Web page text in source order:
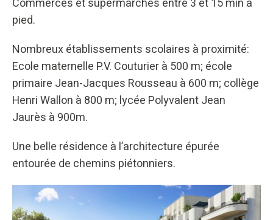
Commerces et supermarchés entre 3 et 15 min à
pied.
Nombreux établissements scolaires à proximité:
Ecole maternelle P.V. Couturier à 500 m; école
primaire Jean-Jacques Rousseau à 600 m; collège
Henri Wallon à 800 m; lycée Polyvalent Jean
Jaurès à 900m.
Une belle résidence à l’architecture épurée
entourée de chemins piétonniers.